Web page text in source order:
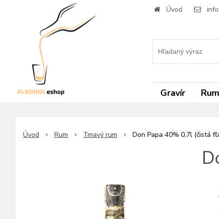
Úvod
Gravír Rum
Úvod Rum Tmavý rum Don Papa 40% 0,7l (čistá